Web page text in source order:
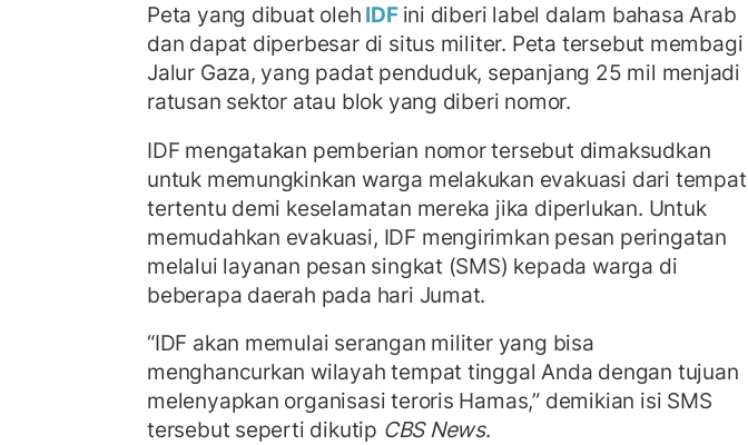
Peta yang dibuat oleh IDF ini diberi label dalam bahasa Arab
dan dapat diperbesar di situs militer. Peta tersebut membagi
Jalur Gaza, yang padat penduduk, sepanjang 25 mil menjadi
ratusan sektor atau blok yang diberi nomor.
IDF mengatakan pemberian nomor tersebut dimaksudkan
untuk memungkinkan warga melakukan evakuasi dari tempat
tertentu demi keselamatan mereka jika diperlukan. Untuk
memudahkan evakuasi, IDF mengirimkan pesan peringatan
melalui layanan pesan singkat (SMS) kepada warga di
beberapa daerah pada hari Jumat.
“IDF akan memulai serangan militer yang bisa
menghancurkan wilayah tempat tinggal Anda dengan tujuan
melenyapkan organisasi teroris Hamas,” demikian isi SMS
tersebut seperti dikutip CBS News.